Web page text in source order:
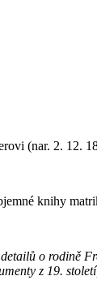
(nar. 2. 12.
knihy
o rodině
z 19.